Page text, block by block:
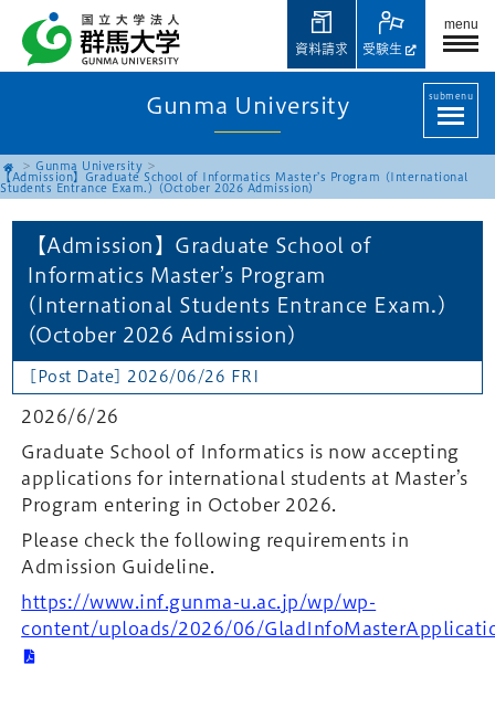
menu
受験生
資料請求
Gunma University submenu
Gunma University
【Admission】Graduate School of Informatics Master’s Program (International
Students Entrance Exam.) (October 2026 Admission)
【Admission】Graduate School of
Informatics Master’s Program
(International Students Entrance Exam.)
(October 2026 Admission)
[Post Date] 2026/06/26 FRI
2026/6/26
Graduate School of Informatics is now accepting
applications for international students at Master’s
Program entering in October 2026.
Please check the following requirements in
Admission Guideline.
https://www.inf.gunma-u.ac.jp/wp/wp-
content/uploads/2026/06/